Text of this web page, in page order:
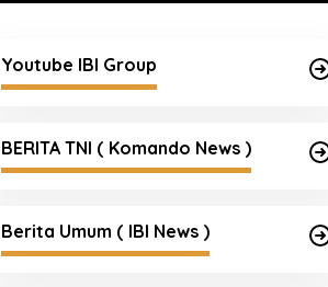
Youtube IBI Group
BERITA TNI ( Komando News )
Berita Umum ( IBI News )